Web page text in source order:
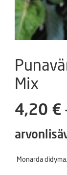
Mix
4,20 €
Monarda